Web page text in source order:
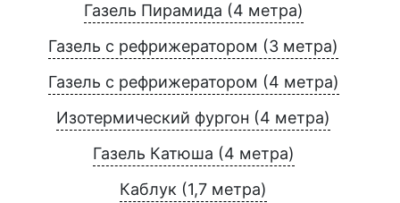
Газель Пирамида (4 метра)
Газель с рефрижератором (3 метра)
Газель с рефрижератором (4 метра)
Изотермический фургон (4 метра)
Газель Катюша (4 метра)
Каблук (1,7 метра)